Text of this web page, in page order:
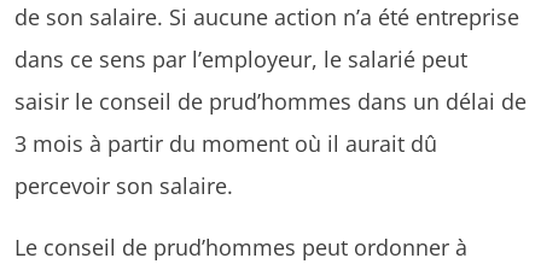
de son salaire. Si aucune action n’a été entreprise
dans ce sens par l’employeur, le salarié peut
saisir le conseil de prud’hommes dans un délai de
3 mois à partir du moment où il aurait dû
percevoir son salaire.
Le conseil de prud’hommes peut ordonner à